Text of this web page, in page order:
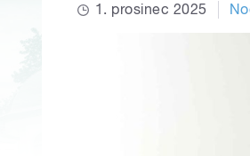
1. prosinec 2025